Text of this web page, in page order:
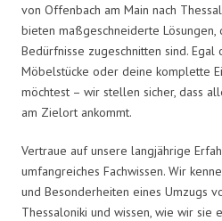
von Offenbach am Main nach
bieten maßgeschneiderte Lösungen,
Bedürfnisse zugeschnitten sind.
Möbelstücke oder deine komplette
möchtest – wir stellen sicher, dass
am Zielort ankommt.
Vertraue auf unsere langjährige
umfangreiches Fachwissen. Wir
und Besonderheiten eines Umzugs
Thessaloniki und wissen, wie wir sie